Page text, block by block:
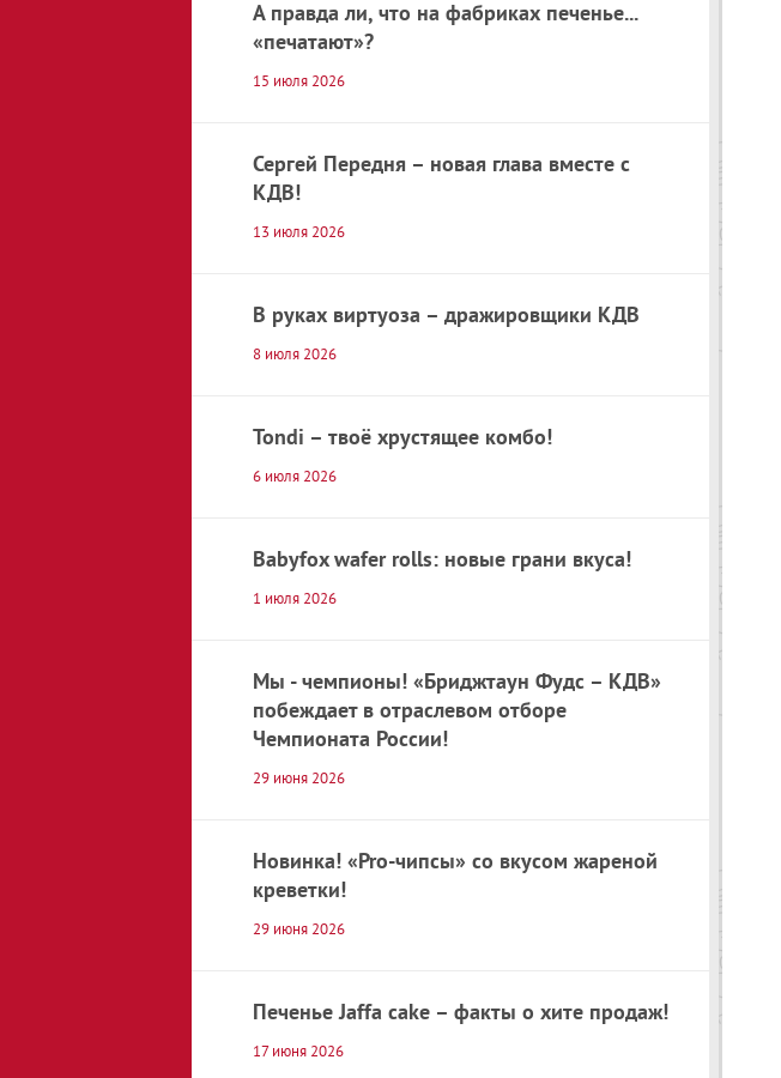
А правда ли, что на фабриках печенье...
«печатают»?
15 июля 2026
Сергей Передня – новая глава вместе с
КДВ!
13 июля 2026
В руках виртуоза – дражировщики КДВ
8 июля 2026
Tondi – твоё хрустящее комбо!
6 июля 2026
Babyfox wafer rolls: новые грани вкуса!
1 июля 2026
Мы - чемпионы! «Бриджтаун Фудс – КДВ»
побеждает в отраслевом отборе
Чемпионата России!
29 июня 2026
Новинка! «Pro-чипсы» со вкусом жареной
креветки!
29 июня 2026
Печенье Jaffa cake – факты о хите продаж!
17 июня 2026